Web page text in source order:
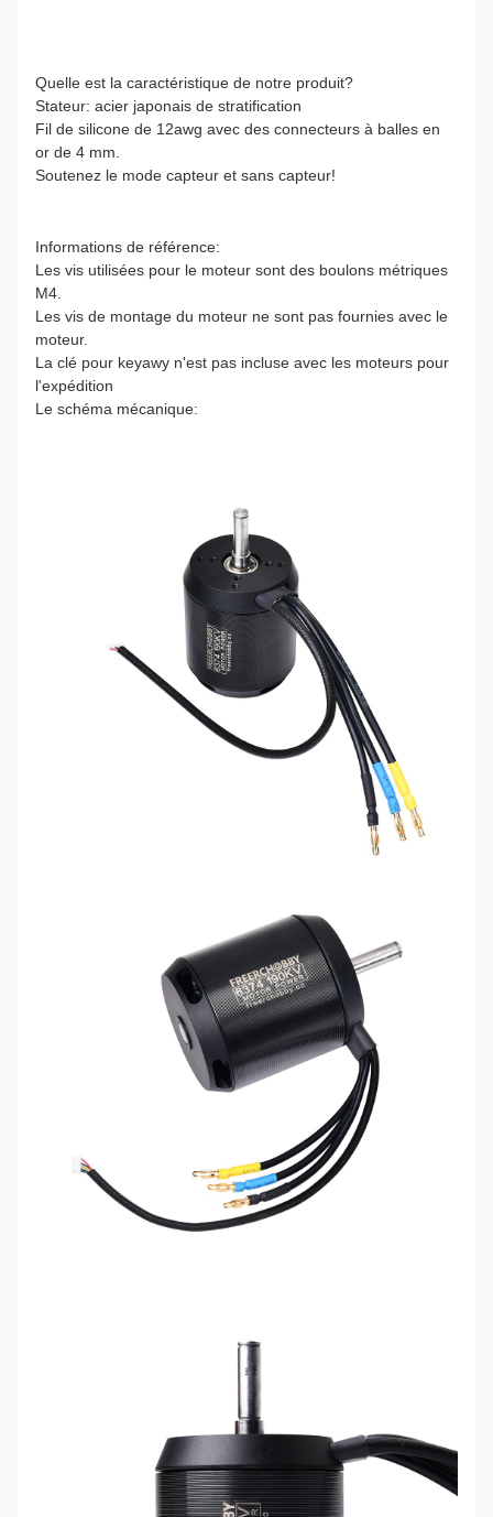
Quelle est la caractéristique de notre produit?
Stateur: acier japonais de stratification
Fil de silicone de 12awg avec des connecteurs à balles en
or de 4 mm.
Soutenez le mode capteur et sans capteur!
Informations de référence:
Les vis utilisées pour le moteur sont des boulons métriques
M4.
Les vis de montage du moteur ne sont pas fournies avec le
moteur.
La clé pour keyawy n'est pas incluse avec les moteurs pour
l'expédition
Le schéma mécanique: